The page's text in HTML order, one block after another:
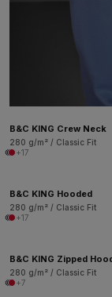
B&C KING Crew Neck
280 g/m² / Classic Fit
+17
B&C KING Hooded
280 g/m² / Classic Fit
+17
B&C KING Zipped
280 g/m² / Classic Fit
+7